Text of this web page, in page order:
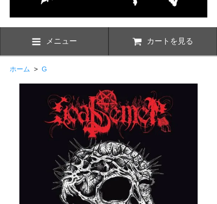
メニュー カートを見る
ホーム > G